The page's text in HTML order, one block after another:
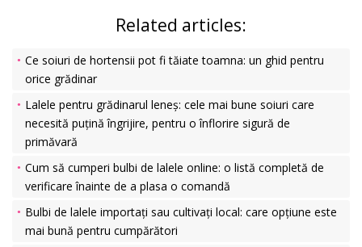
Related articles:
Ce soiuri de hortensii pot fi tăiate toamna: un ghid pentru
orice grădinar
Lalele pentru grădinarul leneș: cele mai bune soiuri care
necesită puțină îngrijire, pentru o înflorire sigură de
primăvară
Cum să cumperi bulbi de lalele online: o listă completă de
verificare înainte de a plasa o comandă
Bulbi de lalele importați sau cultivați local: care opțiune este
mai bună pentru cumpărători